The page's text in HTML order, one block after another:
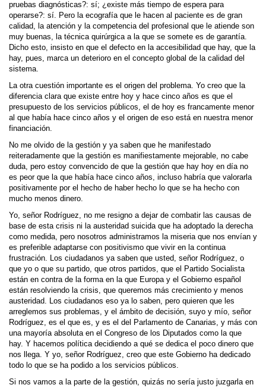
pruebas diagnósticas?: sí; ¿existe más tiempo de espera para
operarse?: sí. Pero la ecografía que le hacen al paciente es de gran
calidad, la atención y la competencia del profesional que le atiende son
muy buenas, la técnica quirúrgica a la que se somete es de garantía.
Dicho esto, insisto en que el defecto en la accesibilidad que hay, que la
hay, pues, marca un deterioro en el concepto global de la calidad del
sistema.
La otra cuestión importante es el origen del problema. Yo creo que la
diferencia clara que existe entre hoy y hace cinco años es que el
presupuesto de los servicios públicos, el de hoy es francamente menor
al que había hace cinco años y el origen de eso está en nuestra menor
financiación.
No me olvido de la gestión y ya saben que he manifestado
reiteradamente que la gestión es manifiestamente mejorable, no cabe
duda, pero estoy convencido de que la gestión que hay hoy en día no
es peor que la que había hace cinco años, incluso habría que valorarla
positivamente por el hecho de haber hecho lo que se ha hecho con
mucho menos dinero.
Yo, señor Rodríguez, no me resigno a dejar de combatir las causas de
base de esta crisis ni la austeridad suicida que ha adoptado la derecha
como medida, pero nosotros administramos la miseria que nos envían y
es preferible adaptarse con positivismo que vivir en la continua
frustración. Los ciudadanos ya saben que usted, señor Rodríguez, o
que yo o que su partido, que otros partidos, que el Partido Socialista
están en contra de la forma en la que Europa y el Gobierno español
están resolviendo la crisis, que queremos más crecimiento y menos
austeridad. Los ciudadanos eso ya lo saben, pero quieren que les
arreglemos sus problemas, y el ámbito de decisión, suyo y mío, señor
Rodríguez, es el que es, y es el del Parlamento de Canarias, y más con
una mayoría absoluta en el Congreso de los Diputados como la que
hay. Y hacemos política decidiendo a qué se dedica el poco dinero que
nos llega. Y yo, señor Rodríguez, creo que este Gobierno ha dedicado
todo lo que se ha podido a los servicios públicos.
Si nos vamos a la parte de la gestión, quizás no sería justo juzgarla en